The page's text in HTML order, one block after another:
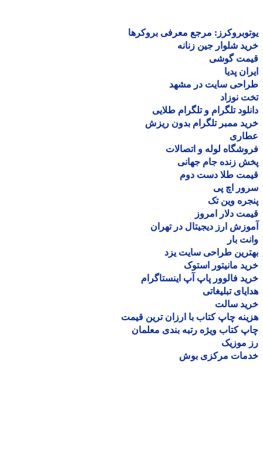
مرجع معرفی بروکرها
شلوار جین زنانه
گوشی
پدیا
سایت در مشهد
نوزاد
تلگرام و تلگرام طلایی
ممبر تلگرام بدون ریزش
لوله و اتصالات
زنده جام جهانی
طلا دست دوم
اچ پی
وین تک
دلار امروز
ارز دیجیتال در تهران
بار
طراحی سایت یزد
مانیتور استوک
فالوور پاپ آپ اینستاگرام
تبلیغاتی
سالت
چاپ کتاب با ارزان ترین قیمت
کتاب ویژه رتبه بندی معلمان
موزیک
مرکزی بوش